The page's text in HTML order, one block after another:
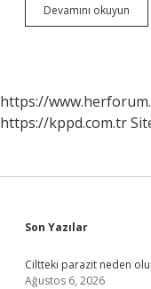
Devamını okuyun
Ne
https://
https://kppd.com.tr
Sidebar
Son Yazılar
Ciltteki parazit neden
Ağustos 6, 2026